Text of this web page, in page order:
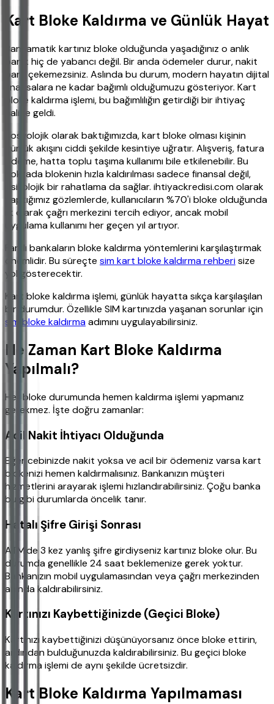
Kart Bloke Kaldırma ve Günlük Hayat
Bankamatik kartınız bloke olduğunda yaşadığınız o anlık
panik hiç de yabancı değil. Bir anda ödemeler durur, nakit
para çekemezsiniz. Aslında bu durum, modern hayatın dijital
finansalara ne kadar bağımlı olduğumuzu gösteriyor. Kart
bloke kaldırma işlemi, bu bağımlılığın getirdiği bir ihtiyaç
haline geldi.
Sosyolojik olarak baktığımızda, kart bloke olması kişinin
günlük akışını ciddi şekilde kesintiye uğratır. Alışveriş, fatura
ödeme, hatta toplu taşıma kullanımı bile etkilenebilir. Bu
noktada blokenin hızla kaldırılması sadece finansal değil,
psikolojik bir rahatlama da sağlar. ihtiyackredisi.com olarak
yaptığımız gözlemlerde, kullanıcıların %70'i bloke olduğunda
ilk olarak çağrı merkezini tercih ediyor, ancak mobil
uygulama kullanımı her geçen yıl artıyor.
Farklı bankaların bloke kaldırma yöntemlerini karşılaştırmak
önemlidir. Bu süreçte sim kart bloke kaldırma rehberisize
yol gösterecektir.
Kart bloke kaldırma işlemi, günlük hayatta sıkça karşılaşılan
bir durumdur. Özellikle SIM kartınızda yaşanan sorunlar için
sim bloke kaldırmaadımını uygulayabilirsiniz.
Ne Zaman Kart Bloke Kaldırma
Yapılmalı?
Her bloke durumunda hemen kaldırma işlemi yapmanız
gerekmez. İşte doğru zamanlar:
Acil Nakit İhtiyacı Olduğunda
Eğer cebinizde nakit yoksa ve acil bir ödemeniz varsa kart
blokenizi hemen kaldırmalısınız. Bankanızın müşteri
hizmetlerini arayarak işlemi hızlandırabilirsiniz. Çoğu banka
bu gibi durumlarda öncelik tanır.
Hatalı Şifre Girişi Sonrası
ATM'de 3 kez yanlış şifre girdiyseniz kartınız bloke olur. Bu
durumda genellikle 24 saat beklemenize gerek yoktur.
Bankanızın mobil uygulamasından veya çağrı merkezinden
anında kaldırabilirsiniz.
Kartınızı Kaybettiğinizde (Geçici Bloke)
Kartınızı kaybettiğinizi düşünüyorsanız önce bloke ettirin,
ardından bulduğunuzda kaldırabilirsiniz. Bu geçici bloke
kaldırma işlemi de aynı şekilde ücretsizdir.
Kart Bloke Kaldırma Yapılmaması